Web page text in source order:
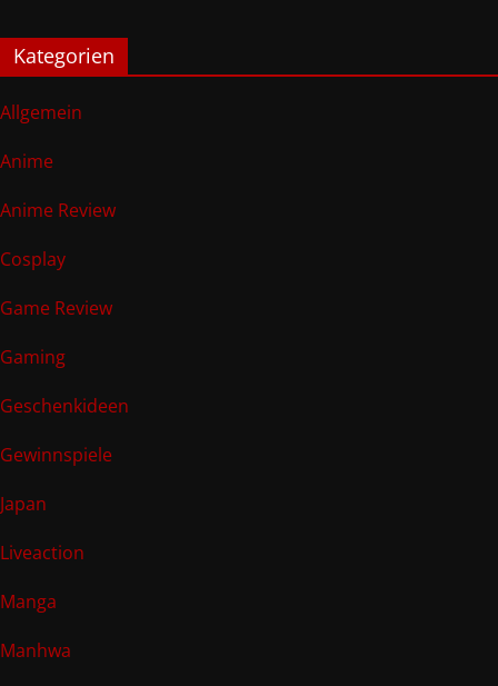
Kategorien
Allgemein
Anime
Anime Review
Cosplay
Game Review
Gaming
Geschenkideen
Gewinnspiele
Japan
Liveaction
Manga
Manhwa